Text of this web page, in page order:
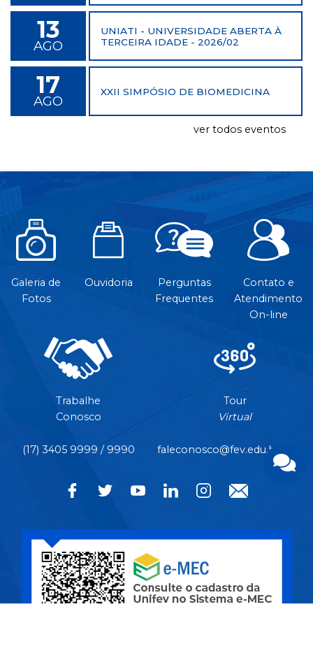
13
AGO
UNIATI - UNIVERSIDADE ABERTA À
TERCEIRA IDADE - 2026/02
17
AGO
XXII SIMPÓSIO DE BIOMEDICINA
ver todos eventos
Galeria de
Fotos
Ouvidoria
Perguntas
Frequentes
Contato e
Atendimento
On-line
Trabalhe
Conosco
Tour
Virtual
(17) 3405 9999 / 9990 faleconosco@fev.edu.br